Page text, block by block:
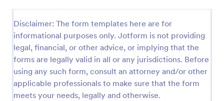
Disclaimer: The form templates here are for
informational purposes only. Jotform is not providing
legal, financial, or other advice, or implying that the
forms are legally valid in all or any jurisdictions. Before
using any such form, consult an attorney and/or other
applicable professionals to make sure that the form
meets your needs, legally and otherwise.